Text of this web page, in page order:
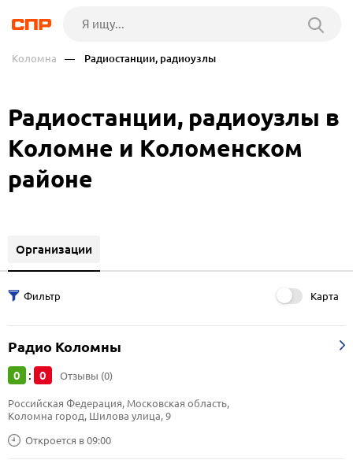
Коломна — Радиостанции, радиоузлы
Радиостанции, радиоузлы в
Коломне и Коломенском
районе
Организации
Карта
Радио Коломны
0 : 0 Отзывы (0)
Откроется в 09:00
Российская Федерация, Московская область,
Коломна город, Шилова улица, 9